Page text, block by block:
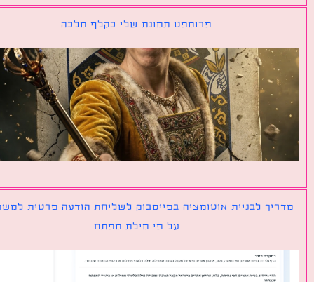
פרומפט תמונת שלי כקלף מלכה
לבניית אוטומציה בפייסבוק לשליחת הודעה פרטית למשתמש
על פי מילת מפתח